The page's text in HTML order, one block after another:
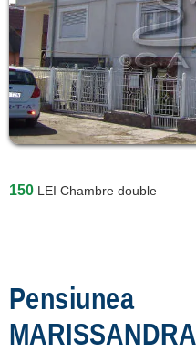
150 LEI Chambre double
Pensiunea
MARISSANDRA
Înscrie o unitate de
cazare
despre C A R T A ®
termeni și condiții
login